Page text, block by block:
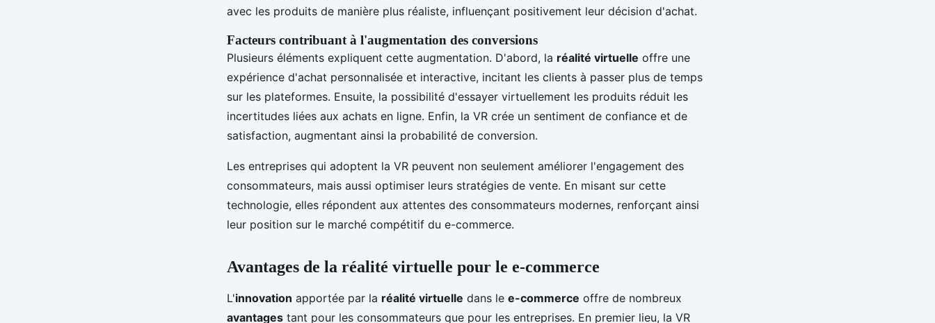
avec les produits de manière plus réaliste, influençant positivement leur décision d'achat.
Facteurs contribuant à l'augmentation des conversions
Plusieurs éléments expliquent cette augmentation. D'abord, la réalité virtuelle offre une
expérience d'achat personnalisée et interactive, incitant les clients à passer plus de temps
sur les plateformes. Ensuite, la possibilité d'essayer virtuellement les produits réduit les
incertitudes liées aux achats en ligne. Enfin, la VR crée un sentiment de confiance et de
satisfaction, augmentant ainsi la probabilité de conversion.
Les entreprises qui adoptent la VR peuvent non seulement améliorer l'engagement des
consommateurs, mais aussi optimiser leurs stratégies de vente. En misant sur cette
technologie, elles répondent aux attentes des consommateurs modernes, renforçant ainsi
leur position sur le marché compétitif du e-commerce.
Avantages de la réalité virtuelle pour le e-commerce
L'innovation apportée par la réalité virtuelle dans le e-commerce offre de nombreux
avantages tant pour les consommateurs que pour les entreprises. En premier lieu, la VR